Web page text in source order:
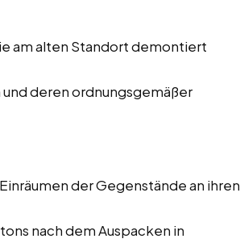
am alten Standort demontiert
deren ordnungsgemäßer
der Gegenstände an ihren
nach dem Auspacken in